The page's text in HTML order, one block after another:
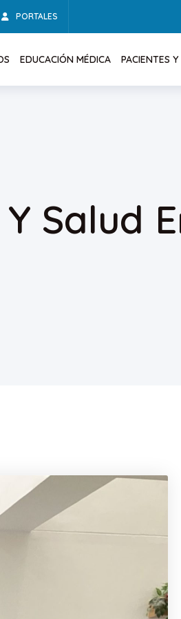
PORTALES
EDUCACIÓN MÉDICA PACIENTES
Salud